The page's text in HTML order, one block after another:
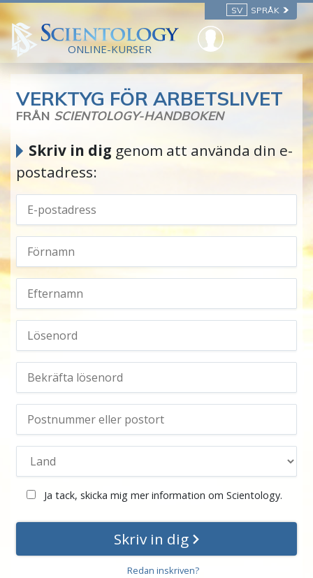
SV SPRÅK
ONLINE-KURSER
VERKTYG FÖR ARBETSLIVET
FRÅN SCIENTOLOGY-HANDBOKEN
Skriv in dig genom att använda din e-
postadress:
Ja tack, skicka mig mer information om Scientology.
Skriv in dig
Redan inskriven?